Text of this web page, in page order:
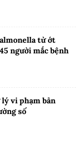
từ ớt
người mắc bệnh
vi phạm bản
số